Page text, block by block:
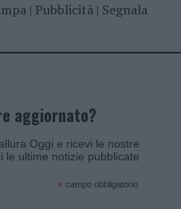
| Pubblicità| Segnala
aggiornato?
Oggi e ricevi le nostre
le ultime notizie pubblicate
* campo obbligatorio